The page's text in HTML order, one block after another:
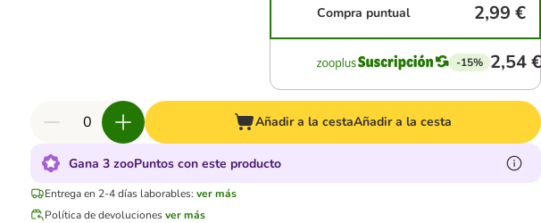
Compra puntual 2,99 €
-15% 2,54
Añadir a la cestaAñadir a la cesta
Gana 3 zooPuntos con este producto
Entrega en 2-4 días laborables: ver más
Política de devoluciones ver más